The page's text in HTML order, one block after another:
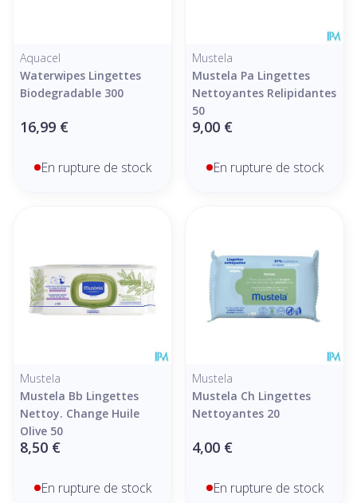
Aquacel
Waterwipes Lingettes
Biodegradable 300
16,99 €
En rupture de stock
Mustela
Mustela Pa Lingettes
Nettoyantes Relipidantes
50
9,00 €
En rupture de stock
Mustela
Mustela Bb Lingettes
Nettoy. Change Huile
Olive 50
8,50 €
En rupture de stock
Mustela
Mustela Ch Lingettes
Nettoyantes 20
4,00 €
En rupture de stock